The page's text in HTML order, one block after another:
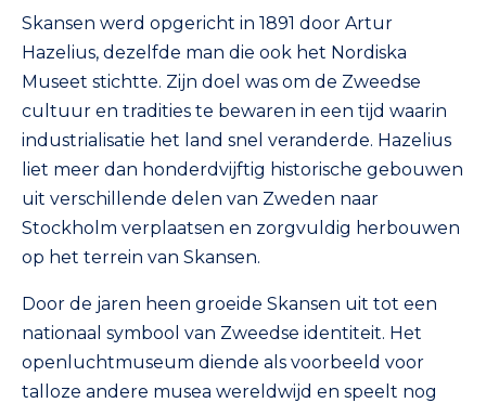
Skansen werd opgericht in 1891 door Artur
Hazelius, dezelfde man die ook het Nordiska
Museet stichtte. Zijn doel was om de Zweedse
cultuur en tradities te bewaren in een tijd waarin
industrialisatie het land snel veranderde. Hazelius
liet meer dan honderdvijftig historische gebouwen
uit verschillende delen van Zweden naar
Stockholm verplaatsen en zorgvuldig herbouwen
op het terrein van Skansen.
Door de jaren heen groeide Skansen uit tot een
nationaal symbool van Zweedse identiteit. Het
openluchtmuseum diende als voorbeeld voor
talloze andere musea wereldwijd en speelt nog